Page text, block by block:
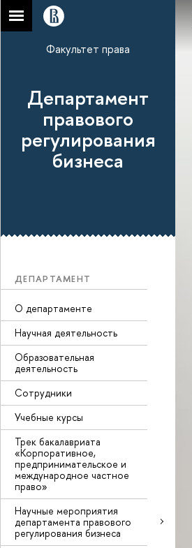
Факультет права
Департамент
правового
регулирования
бизнеса
ДЕПАРТАМЕНТ
О департаменте
Научная деятельность
Образовательная
деятельность
Сотрудники
Учебные курсы
Трек бакалавриата
«Корпоративное,
предпринимательское и
международное частное
право»
Научные мероприятия
департамента правового
регулирования бизнеса